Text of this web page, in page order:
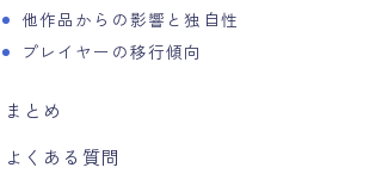
他作品からの影響と独自性
プレイヤーの移行傾向
まとめ
よくある質問